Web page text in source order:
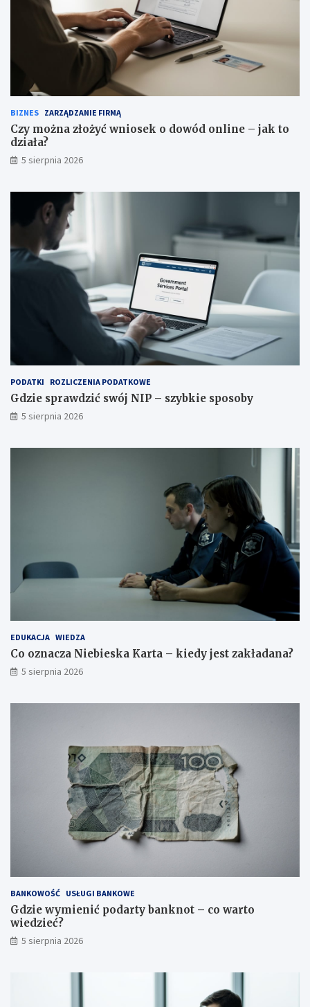
BIZNES ZARZĄDZANIE FIRMĄ
Czy można złożyć wniosek o dowód online – jak to
działa?
5 sierpnia 2026
PODATKI ROZLICZENIA PODATKOWE
Gdzie sprawdzić swój NIP – szybkie sposoby
5 sierpnia 2026
EDUKACJA WIEDZA
Co oznacza Niebieska Karta – kiedy jest zakładana?
5 sierpnia 2026
BANKOWOŚĆ USŁUGI BANKOWE
Gdzie wymienić podarty banknot – co warto
wiedzieć?
5 sierpnia 2026